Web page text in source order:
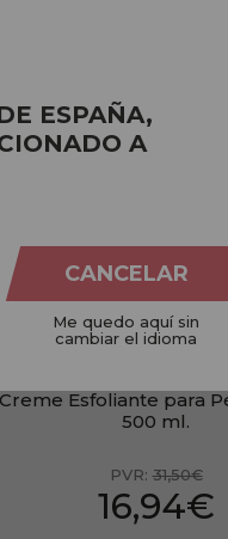
Creme Esfoliante para
500 ml.
PVR:31,50€
16,94€
ESPAÑA,
A
CANCELAR
Me quedo aquí sin
cambiar el idioma